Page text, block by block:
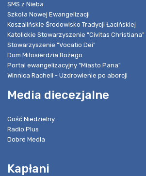
SMS z Nieba
Szkoła Nowej Ewangelizacji
Koszalińskie Środowisko Tradycji Łacińskiej
Katolickie Stowarzyszenie "Civitas Christiana"
Stowarzyszenie "Vocatio Dei"
Dom Miłosierdzia Bożego
Portal ewangelizacyjny "Miasto Pana"
Winnica Racheli - Uzdrowienie po aborcji
Media diecezjalne
Gość Niedzielny
Radio Plus
Dobre Media
Kapłani